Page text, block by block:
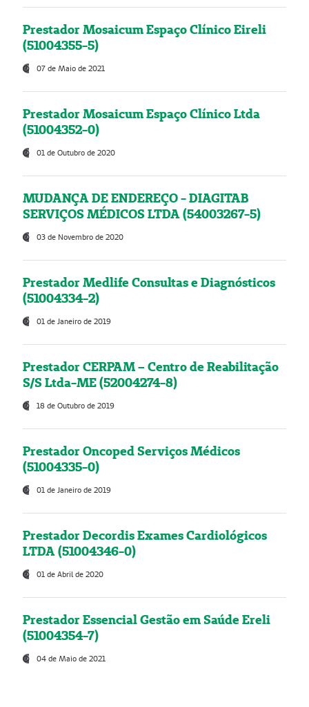
Prestador Mosaicum Espaço Clínico Eireli
(51004355-5)
07 de Maio de 2021
Prestador Mosaicum Espaço Clínico Ltda
(51004352-0)
01 de Outubro de 2020
MUDANÇA DE ENDEREÇO - DIAGITAB
SERVIÇOS MÉDICOS LTDA (54003267-5)
03 de Novembro de 2020
Prestador Medlife Consultas e Diagnósticos
(51004334-2)
01 de Janeiro de 2019
Prestador CERPAM – Centro de Reabilitação
S/S Ltda-ME (52004274-8)
18 de Outubro de 2019
Prestador Oncoped Serviços Médicos
(51004335-0)
01 de Janeiro de 2019
Prestador Decordis Exames Cardiológicos
LTDA (51004346-0)
01 de Abril de 2020
Prestador Essencial Gestão em Saúde Ereli
(51004354-7)
04 de Maio de 2021